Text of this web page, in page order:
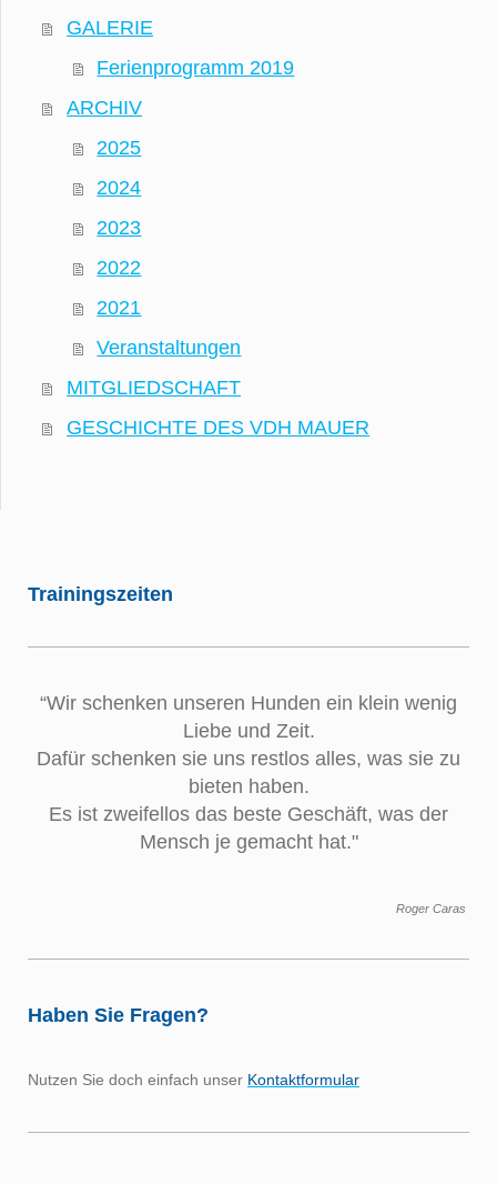
GALERIE
Ferienprogramm 2019
ARCHIV
2025
2024
2023
2022
2021
Veranstaltungen
MITGLIEDSCHAFT
GESCHICHTE DES VDH MAUER
Trainingszeiten
“Wir schenken unseren Hunden ein klein wenig
Liebe und Zeit.
Dafür schenken sie uns restlos alles, was sie zu
bieten haben.
Es ist zweifellos das beste Geschäft, was der
Mensch je gemacht hat."
Roger Caras
Haben Sie Fragen?
Nutzen Sie doch einfach unser Kontaktformular